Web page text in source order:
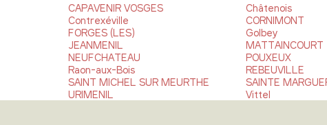
CAPAVENIR VOSGES
Châtenois
Contrexéville
CORNIMONT
FORGES (LES)
Golbey
JEANMENIL
MATTAINCOURT
NEUFCHATEAU
POUXEUX
Raon-aux-Bois
REBEUVILLE
SAINT MICHEL SUR MEURTHE
SAINTE
URIMENIL Vittel